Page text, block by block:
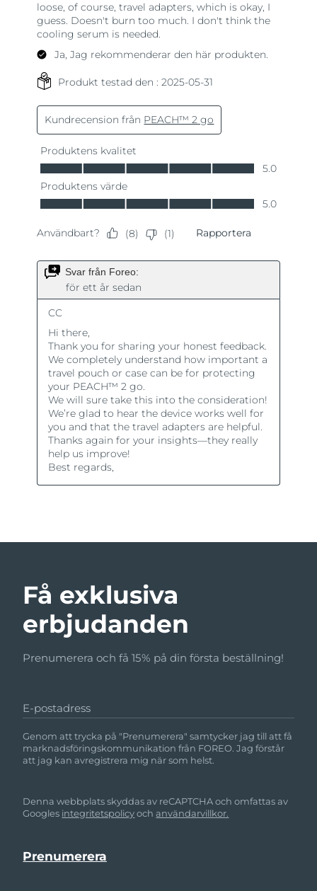
Få exklusiva
erbjudanden
Prenumerera och få 15% på din första beställning!
E-postadress
Genom att trycka på "Prenumerera" samtycker jag till att få
marknadsföringskommunikation från FOREO. Jag förstår
att jag kan avregistrera mig när som helst.
Denna webbplats skyddas av reCAPTCHA och omfattas av
Googles integritetspolicyochanvändarvillkor.